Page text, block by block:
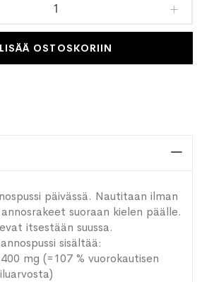
LISÄÄ OSTOSKORIIN
päivässä. Nautitaan ilman
suoraan kielen päälle.
itsestään suussa.
sisältää:
mg (=107 % vuorokautisen